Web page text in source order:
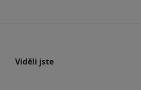
Viděli jste